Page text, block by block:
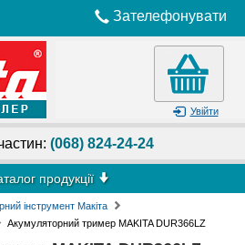
Зателефонувати
Увійти
(068) 824-24-24
продукції
інструмент Макіта
Акумуляторний тример MAKITA DUR366LZ